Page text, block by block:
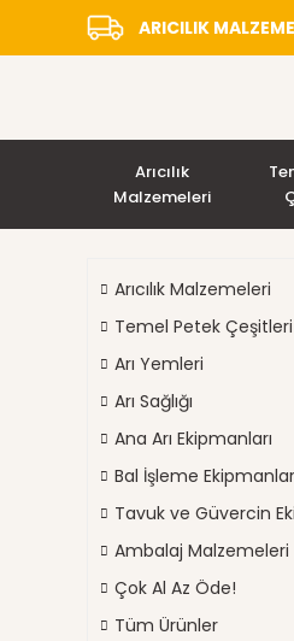
ARICILIK
Arıcılık
Malzemeleri
Arıcılık Malzemeleri
Temel Petek Çeşitleri
Arı Yemleri
Arı Sağlığı
Ana Arı Ekipmanları
Bal İşleme
Tavuk ve Güvercin
Ambalaj Malzemeleri
Çok Al Az Öde!
Tüm Ürünler